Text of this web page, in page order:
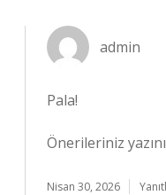
admin
Pala!
Önerileriniz
Nisan 30, 2026